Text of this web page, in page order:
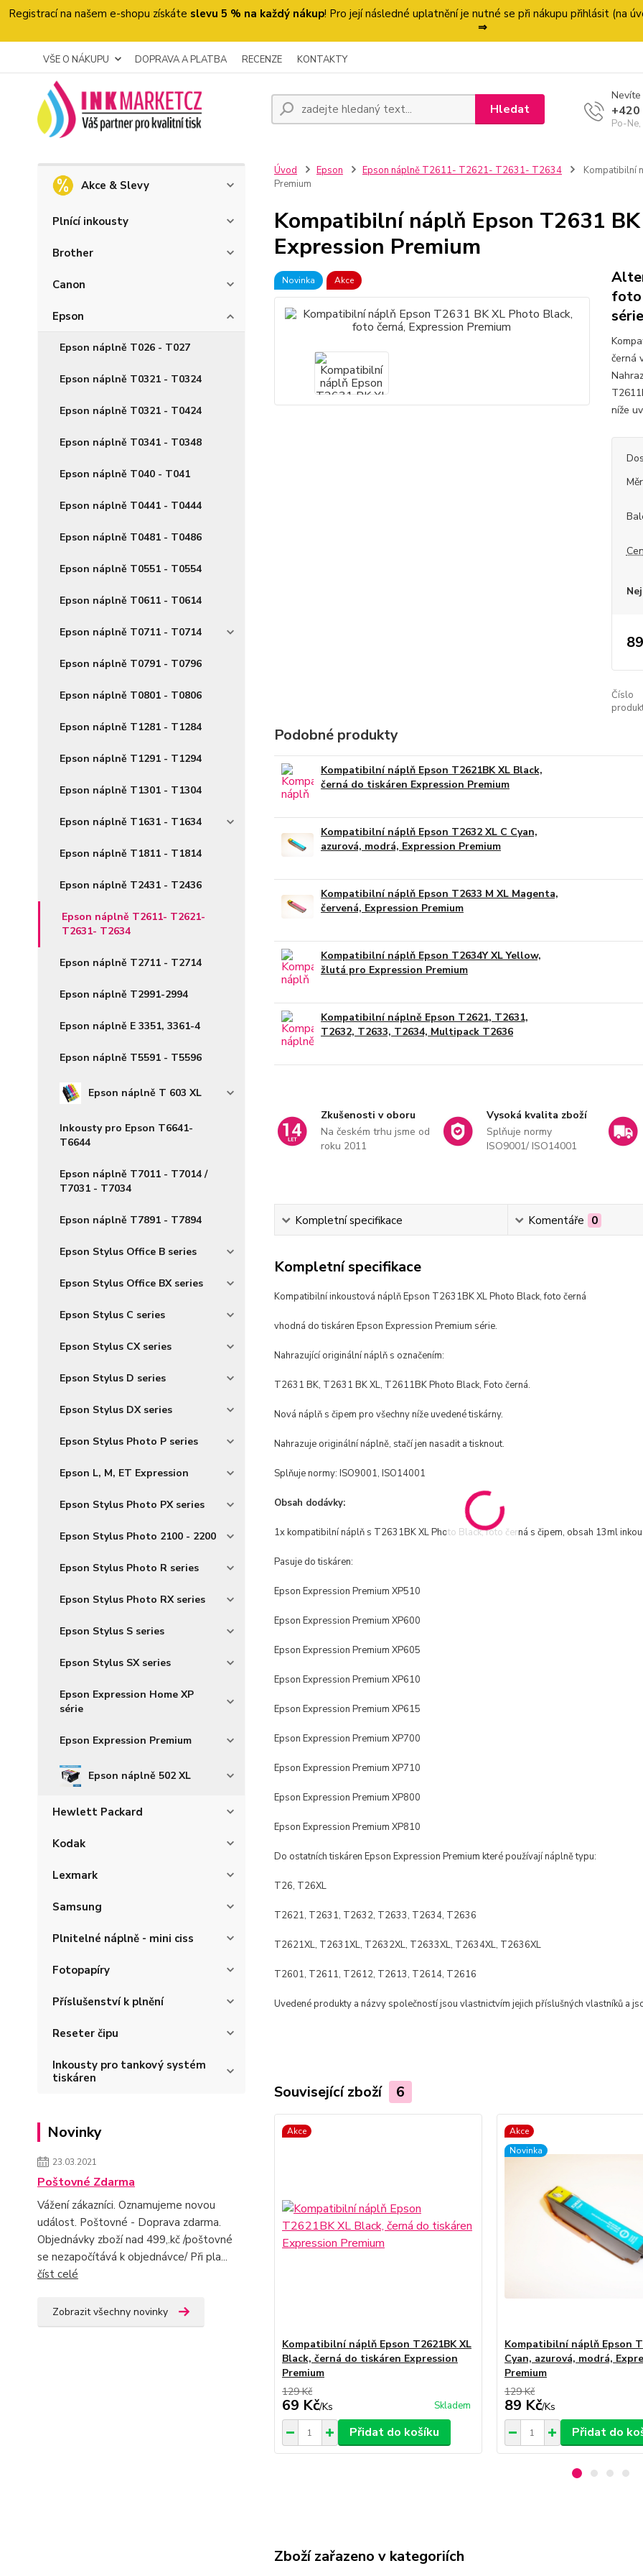
Registrací na našem e-shopu získáte slevu 5 % na každý nákup! Pro její následné uplatnění je nutné se při nákupu přihlásit (na
⇒
VŠE O NÁKUPU DOPRAVA A PLATBA RECENZE KONTAKTY
Hledat
Po-
Akce & Slevy
Plnící inkousty
Brother
Canon
Epson
Epson náplně T026 - T027
Epson náplně T0321 - T0324
Epson náplně T0321 - T0424
Epson náplně T0341 - T0348
Epson náplně T040 - T041
Epson náplně T0441 - T0444
Epson náplně T0481 - T0486
Epson náplně T0551 - T0554
Epson náplně T0611 - T0614
Epson náplně T0711 - T0714
Epson náplně T0791 - T0796
Epson náplně T0801 - T0806
Epson náplně T1281 - T1284
Epson náplně T1291 - T1294
Epson náplně T1301 - T1304
Epson náplně T1631 - T1634
Epson náplně T1811 - T1814
Epson náplně T2431 - T2436
Epson náplně T2611- T2621-
T2631- T2634
Epson náplně T2711 - T2714
Epson náplně T2991-2994
Epson náplně E 3351, 3361-4
Epson náplně T5591 - T5596
Epson náplně T 603 XL
Inkousty pro Epson T6641-
T6644
Epson náplně T7011 - T7014 /
T7031 - T7034
Epson náplně T7891 - T7894
Epson Stylus Office B series
Epson Stylus Office BX series
Epson Stylus C series
Epson Stylus CX series
Epson Stylus D series
Epson Stylus DX series
Epson Stylus Photo P series
Epson L, M, ET Expression
Epson Stylus Photo PX series
Epson Stylus Photo 2100 - 2200
Epson Stylus Photo R series
Epson Stylus Photo RX series
Epson Stylus S series
Epson Stylus SX series
Epson Expression Home XP
série
Epson Expression Premium
Epson náplně 502 XL
Hewlett Packard
Kodak
Lexmark
Samsung
Plnitelné náplně - mini ciss
Fotopapíry
Příslušenství k plnění
Reseter čipu
Inkousty pro tankový systém
tiskáren
Novinky
23.03.2021
Poštovné Zdarma
Vážení zákazníci. Oznamujeme novou
událost. Poštovné - Doprava zdarma.
Objednávky zboží nad 499,.kč /poštovné
se nezapočítává k objednávce/ Při pla...
číst celé
Zobrazit všechny novinky
Úvod Epson Epson náplně T2611- T2621- T2631- T2634
Kompatibilní
Premium
Kompatibilní náplň Epson T2631
Expression Premium
Novinka Akce
foto
série
černá
níže
Číslo
Podobné produkty
Kompatibilní náplň Epson T2621BK XL Black,
černá do tiskáren Expression Premium
Kompatibilní náplň Epson T2632 XL C Cyan,
azurová, modrá, Expression Premium
Kompatibilní náplň Epson T2633 M XL Magenta,
červená, Expression Premium
Kompatibilní náplň Epson T2634Y XL Yellow,
žlutá pro Expression Premium
Kompatibilní náplně Epson T2621, T2631,
T2632, T2633, T2634, Multipack T2636
Zkušenosti v oboru
Na českém trhu jsme od
roku 2011
Vysoká kvalita zboží
Splňuje normy
ISO9001/ ISO14001
Kompletní specifikace Komentáře 0
Kompletní specifikace
Kompatibilní inkoustová náplň Epson T2631BK XL Photo Black, foto černá
vhodná do tiskáren Epson Expression Premium série.
Nahrazující originální náplň s označením:
T2631 BK, T2631 BK XL, T2611BK Photo Black, Foto černá.
Nová náplň s čipem pro všechny níže uvedené tiskárny.
Nahrazuje originální náplně, stačí jen nasadit a tisknout.
Splňuje normy: ISO9001, ISO14001
Obsah dodávky:
1x kompatibilní náplň s T2631BK XL Photo Black, foto černá s čipem, obsah 13ml
Pasuje do tiskáren:
Epson Expression Premium XP510
Epson Expression Premium XP600
Epson Expression Premium XP605
Epson Expression Premium XP610
Epson Expression Premium XP615
Epson Expression Premium XP700
Epson Expression Premium XP710
Epson Expression Premium XP800
Epson Expression Premium XP810
Do ostatních tiskáren Epson Expression Premium které používají náplně typu:
T26, T26XL
T2621, T2631, T2632, T2633, T2634, T2636
T2621XL, T2631XL, T2632XL, T2633XL, T2634XL, T2636XL
T2601, T2611, T2612, T2613, T2614, T2616
Uvedené produkty a názvy společností jsou vlastnictvím jejich příslušných vlastníků a
Související zboží 6
Akce
Kompatibilní náplň Epson T2621BK XL
Black, černá do tiskáren Expression
Premium
129 Kč
69 Kč/Ks Skladem
Přidat do košíku
Akce
Novinka
Kompatibilní náplň Epson
Cyan, azurová, modrá,
Premium
129 Kč
89 Kč/Ks
Přidat do
Zboží zařazeno v kategoriích